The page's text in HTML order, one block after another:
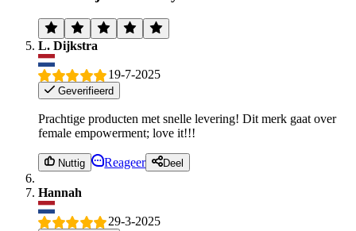
L. Dijkstra
19-7-2025
Geverifieerd
Prachtige producten met snelle levering! Dit merk gaat over
female empowerment; love it!!!
Nuttig Reageer Deel
Hannah
29-3-2025